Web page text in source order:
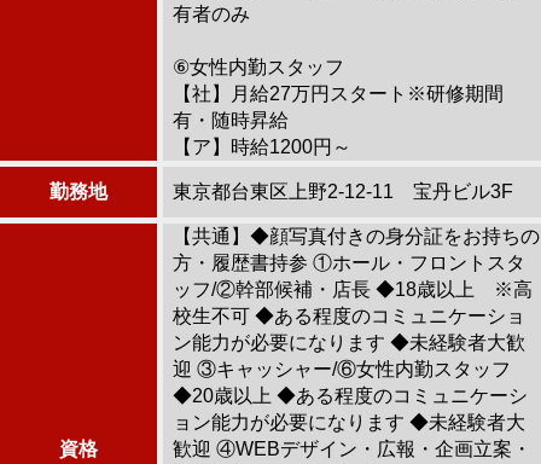
有者のみ
⑥女性内勤スタッフ
【社】月給27万円スタート※研修期間
有・随時昇給
【ア】時給1200円～
勤務地 東京都台東区上野2-12-11 宝丹ビル3F
資格
【共通】◆顔写真付きの身分証をお持ちの
方・履歴書持参 ①ホール・フロントスタ
ッフ/②幹部候補・店長 ◆18歳以上 ※高
校生不可 ◆ある程度のコミュニケーショ
ン能力が必要になります ◆未経験者大歓
迎 ③キャッシャー/⑥女性内勤スタッフ
◆20歳以上 ◆ある程度のコミュニケーシ
ョン能力が必要になります ◆未経験者大
歓迎 ④WEBデザイン・広報・企画立案・